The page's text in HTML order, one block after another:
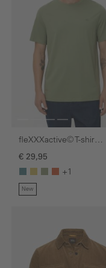
fleXXXactive© T-shirt
met 4-weg stretch
€ 29,95
+1
New